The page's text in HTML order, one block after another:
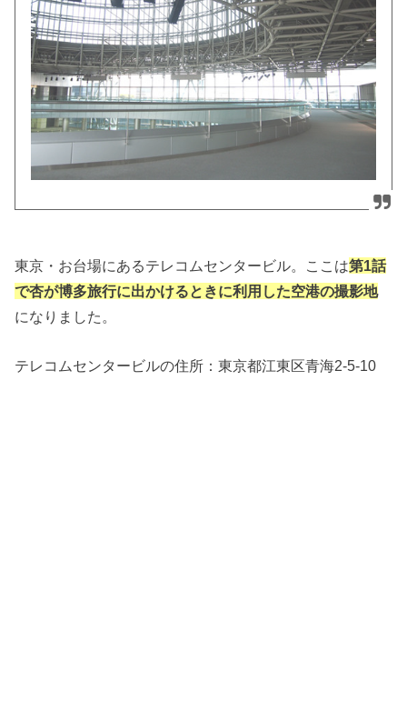
東京・お台場にあるテレコムセンタービル。ここは第1話
で杏が博多旅行に出かけるときに利用した空港の撮影地
になりました。
テレコムセンタービルの住所：東京都江東区青海2-5-10